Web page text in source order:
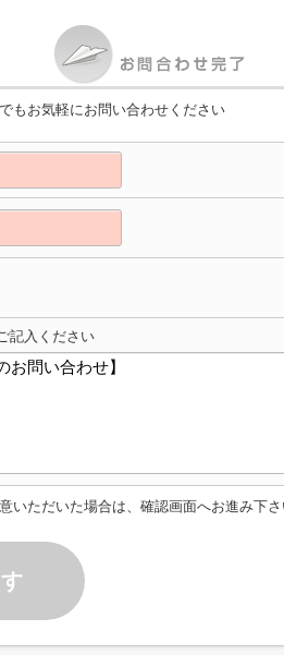
もお気軽にお問い合わせください
記入ください
いただいた場合は、確認画面へお進み下さ